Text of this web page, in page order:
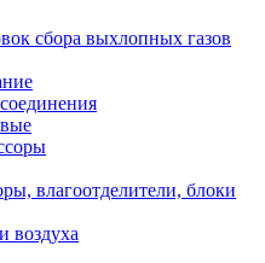
сбора выхлопных газов
влагоотделители, блоки
воздуха